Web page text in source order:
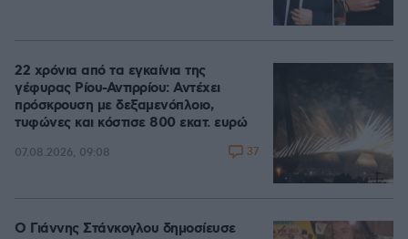
22 χρόνια από τα εγκαίνια της
γέφυρας Ρίου-Αντιρρίου: Αντέχει
πρόσκρουση με δεξαμενόπλοιο,
τυφώνες και κόστισε 800 εκατ. ευρώ
07.08.2026, 09:08 37
Ο Γιάννης Στάνκογλου δημοσίευσε